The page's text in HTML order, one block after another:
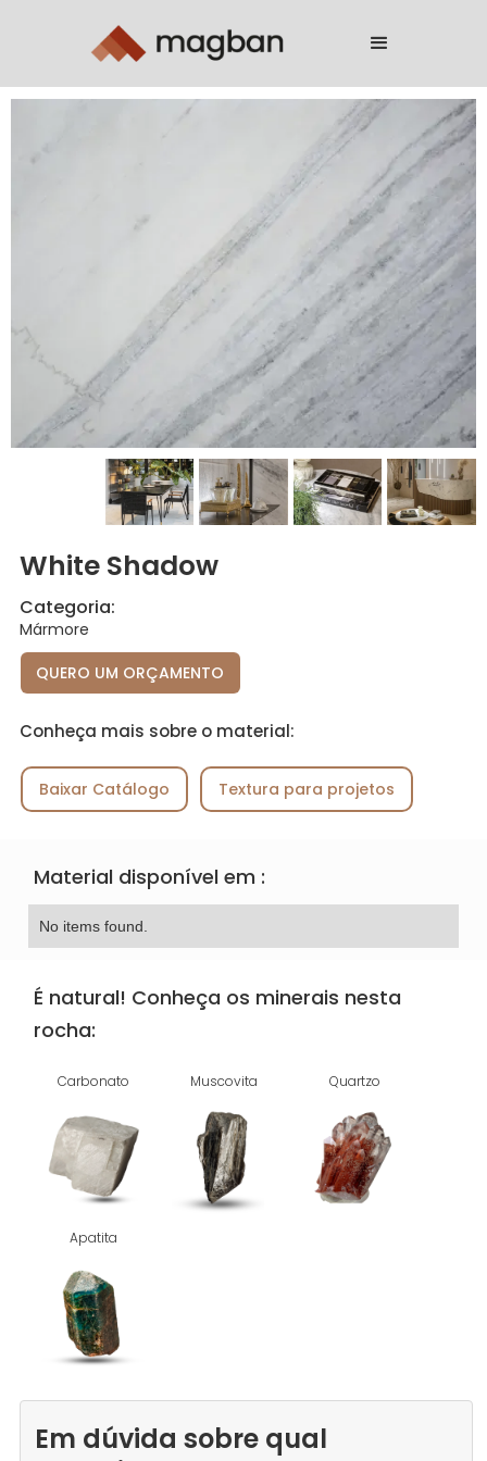
White Shadow
Categoria:
Mármore
QUERO UM ORÇAMENTO
Conheça mais sobre o material:
Baixar Catálogo Textura para projetos
Material disponível em :
No items found.
É natural! Conheça os minerais nesta
rocha:
Carbonato Muscovita Quartzo
Apatita
Em dúvida sobre qual